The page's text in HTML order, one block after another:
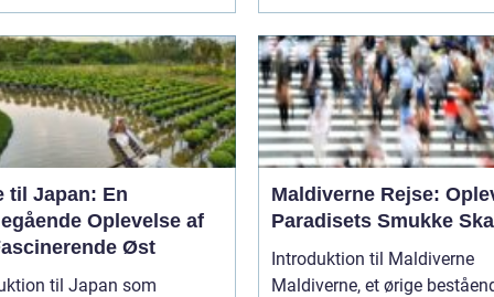
til Japan: En
Oplevelse af
Øst
til Japan som
Maldiverne Rejse:
Paradisets Smukke
Introduktion til Maldiverne
Maldiverne, et ørige